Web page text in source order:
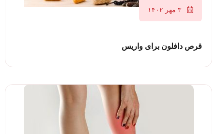
۳ مهر ۱۴۰۲
قرص دافلون برای واریس